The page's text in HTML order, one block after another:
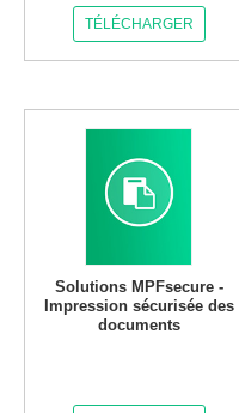
TÉLÉCHARGER
Solutions MPFsecure -
Impression sécurisée des
documents